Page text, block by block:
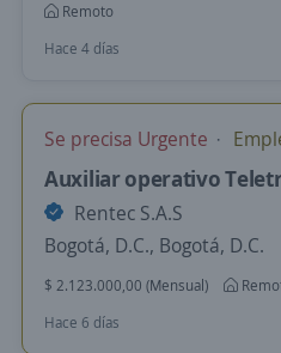
Remoto
Hace 4 días
Se precisa Urgente
Auxiliar operativo
Rentec S.A.S
Bogotá, D.C., Bogotá, D.C.
$ 2.123.000,00 (Mensual)
Hace 6 días